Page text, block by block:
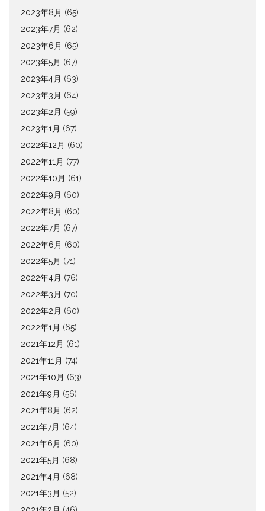
2023年8月 (65)
2023年7月 (62)
2023年6月 (65)
2023年5月 (67)
2023年4月 (63)
2023年3月 (64)
2023年2月 (59)
2023年1月 (67)
2022年12月 (60)
2022年11月 (77)
2022年10月 (61)
2022年9月 (60)
2022年8月 (60)
2022年7月 (67)
2022年6月 (60)
2022年5月 (71)
2022年4月 (76)
2022年3月 (70)
2022年2月 (60)
2022年1月 (65)
2021年12月 (61)
2021年11月 (74)
2021年10月 (63)
2021年9月 (56)
2021年8月 (62)
2021年7月 (64)
2021年6月 (60)
2021年5月 (68)
2021年4月 (68)
2021年3月 (52)